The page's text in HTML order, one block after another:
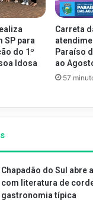
SP para
do 1º
Idosa
Carreta
Paraíso
ao
57
Chapadão do Sul abre
com literatura de
gastronomia típica